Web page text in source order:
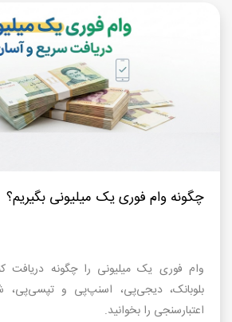
چگونه وام فوری یک میلیونی بگیریم؟
وام فوری یک میلیونی را چگونه دریافت
بلوبانک، دیجی‌پی، اسنپ‌پی و تپسی‌پی،
اعتبارسنجی را بخوانید.